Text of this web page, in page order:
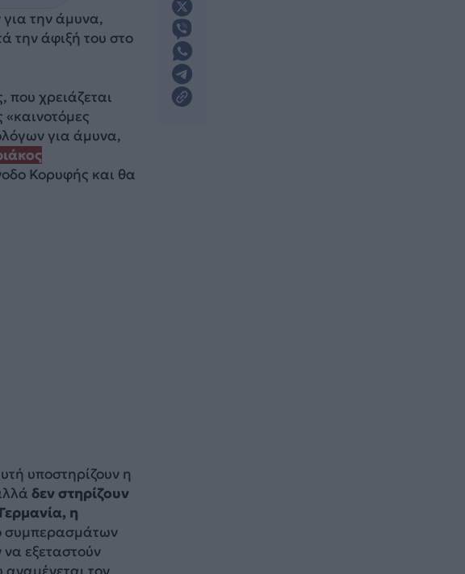
την άμυνα,
την άφιξή του στο
που χρειάζεται
«καινοτόμες
για άμυνα,
Κορυφής και θα
υποστηρίζουν η
δεν στηρίζουν
η
συμπερασμάτων
εξεταστούν